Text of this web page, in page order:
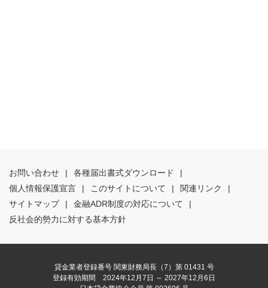
お問い合わせ | 各種届出書式ダウンロード
|
個人情報保護宣言
| このサイトについて | 関連リンク
|
サイトマップ
| 金融ADR制度の対応について
|
反社会的勢力に対する基本方針
貸金業者登録番号 関東財務局長（7）第 01431 号
登録有効期間 2024年12月7日 ～ 2027年12月6日